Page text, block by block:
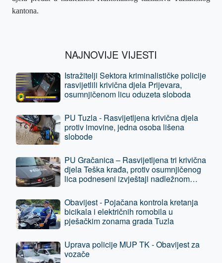
kantona.
NAJNOVIJE VIJESTI
Istražitelji Sektora kriminalističke policije
rasvijetlili krivična djela Prijevara,
osumnjičenom licu oduzeta sloboda
PU Tuzla - Rasvijetljena krivična djela
protiv imovine, jedna osoba lišena
slobode
PU Gračanica – Rasvijetljena tri krivična
djela Teška krađa, protiv osumnjičenog
lica podneseni izvještaji nadležnom
Obavijest - Pojačana kontrola kretanja
bicikala i električnih romobila u
pješačkim zonama grada Tuzla
Uprava policije MUP TK - Obavijest za
vozače